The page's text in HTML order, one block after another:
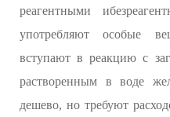
реагентными
употребляют особые
вступают в реакцию с
растворенным в воде
дешево, но требуют